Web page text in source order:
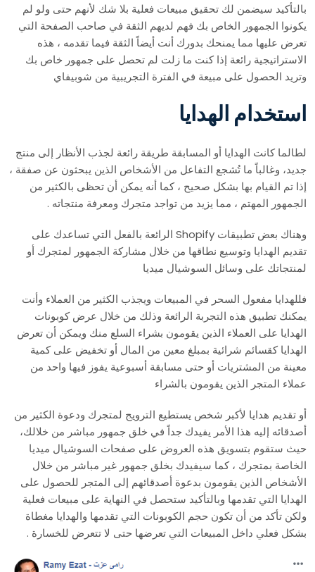
بالتأكيد سيضمن لك تحقيق مبيعات فعلية بلا شك لأنهم حتى ولو لم
يكونوا الجمهور الخاص بك فهم لديهم الثقة في صاحب الصفحة التي
تعرض عليها مما يمنحك بدورك أنت أيضاً الثقة فيما تقدمه ، هذه
الاستراتيجية رائعة إذا كنت ما زلت لم تحصل على جمهور خاص بك
وتريد الحصول على مبيعة في الفترة التجريبية من شوبيفاي
استخدام الهدايا
لطالما كانت الهدايا أو المسابقة طريقة رائعة لجذب الأنظار إلى منتج
جديد، وغالباً ما تُشجع التفاعل من الأشخاص الذين يبحثون عن صفقة ،
إذا تم القيام بها بشكل صحيح ، كما أنه يمكن أن تحظى بالكثير من
الجمهور المهتم ، مما يزيد من تواجد متجرك ومعرفة منتجاته .
وهناك بعض تطبيقات Shopify الرائعة بالفعل التي تساعدك على
تقديم الهدايا وتوسيع نطاقها من خلال مشاركة الجمهور لمتجرك أو
لمنتجاتك على وسائل السوشيال ميديا
فللهدايا مفعول السحر في المبيعات ويجذب الكثير من العملاء وأنت
يمكنك تطبيق هذه التجربة الرائعة وذلك من خلال عرض كوبونات
الهدايا على العملاء الذين يقومون بشراء السلع منك ويمكن أن تعرض
الهدايا كقسائم شرائية بمبلغ معين من المال أو تخفيض على كمية
معينة من المشتريات أو حتى مسابقة أسبوعية يفوز فيها واحد من
عملاء المتجر الذين يقومون بالشراء
أو تقديم هدايا لأكبر شخص يستطيع الترويج لمتجرك ودعوة الكثير من
أصدقائه إليه هذا الأمر يفيدك جداً في خلق جمهور مباشر من خلالك،
حيث ستقوم بتسويق هذه العروض على صفحات السوشيال ميديا
الخاصة بمتجرك ، كما سيفيدك بخلق جمهور غير مباشر من خلال
الأشخاص الذين يقومون بدعوة أصدقائهم إلى المتجر للحصول على
الهدايا التي تقدمها وبالتأكيد ستحصل في النهاية على مبيعات فعلية
ولكن تأكد من أن تكون حجم الكوبونات التي تقدمها والهدايا مغطاة
بشكل فعلي داخل المبيعات التي تعرضها حتى لا تتعرض للخسارة .